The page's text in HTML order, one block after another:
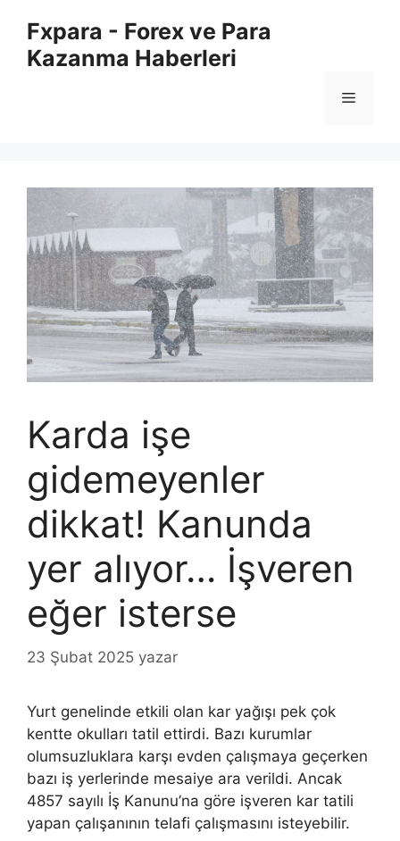
Fxpara - Forex ve Para
Kazanma Haberleri
Menü
Karda işe
gidemeyenler
dikkat! Kanunda
yer alıyor… İşveren
eğer isterse
23 Şubat 2025 yazar
Yurt genelinde etkili olan kar yağışı pek çok
kentte okulları tatil ettirdi. Bazı kurumlar
olumsuzluklara karşı evden çalışmaya geçerken
bazı iş yerlerinde mesaiye ara verildi. Ancak
4857 sayılı İş Kanunu’na göre işveren kar tatili
yapan çalışanının telafi çalışmasını isteyebilir.